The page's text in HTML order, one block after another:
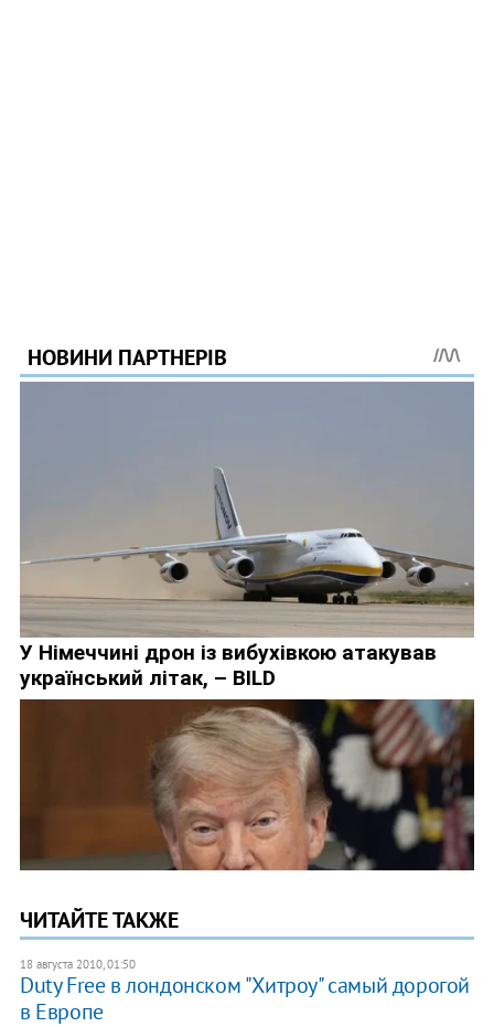
ЧИТАЙТЕ ТАКЖЕ
18 августа 2010, 01:50
Duty Free в лондонском "Хитроу" самый дорогой
в Европе